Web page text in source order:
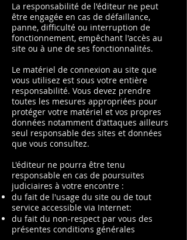
La responsabilité de l'éditeur ne peut
être engagée en cas de défaillance,
panne, difficulté ou interruption de
fonctionnement, empêchant l'accès au
site ou à une de ses fonctionnalités.
Le matériel de connexion au site que
vous utilisez est sous votre entière
responsabilité. Vous devez prendre
toutes les mesures appropriées pour
protéger votre matériel et vos propres
données notamment d'attaques ailleurs
seul responsable des sites et données
que vous consultez.
L'éditeur ne pourra être tenu
responsable en cas de poursuites
judiciaires à votre encontre :
du fait de l'usage du site ou de tout
service accessible via Internet:
du fait du non-respect par vous des
présentes conditions générales